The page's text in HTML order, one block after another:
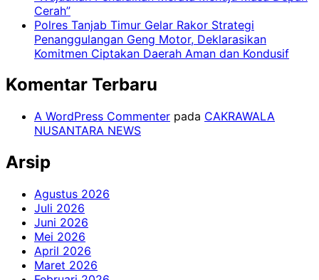
Cerah”
Polres Tanjab Timur Gelar Rakor Strategi
Penanggulangan Geng Motor, Deklarasikan
Komitmen Ciptakan Daerah Aman dan Kondusif
Komentar Terbaru
A WordPress Commenter pada CAKRAWALA
NUSANTARA NEWS
Arsip
Agustus 2026
Juli 2026
Juni 2026
Mei 2026
April 2026
Maret 2026